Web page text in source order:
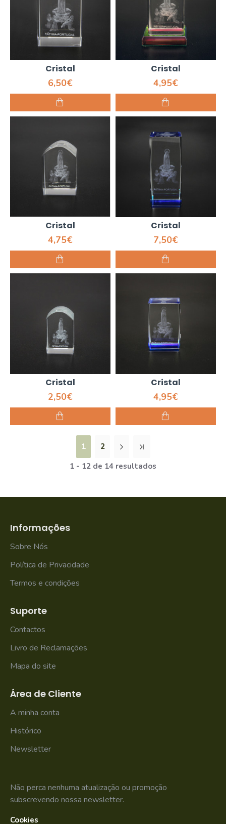
Cristal
6,50€
Cristal
4,95€
Cristal
4,75€
Cristal
7,50€
Cristal
2,50€
Cristal
4,95€
1
2
1 - 12 de 14 resultados
Informações
Sobre Nós
Política de Privacidade
Termos e condições
Suporte
Contactos
Livro de Reclamações
Mapa do site
Área de Cliente
A minha conta
Histórico
Newsletter
Não perca nenhuma atualização ou promoção
subscrevendo nossa newsletter.
Cookies